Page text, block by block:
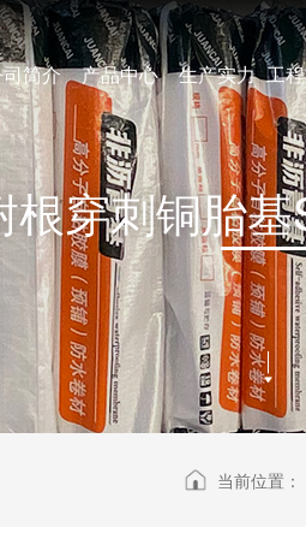
简介 产品中心 生产实力 工
根穿刺铜胎
当前位置：